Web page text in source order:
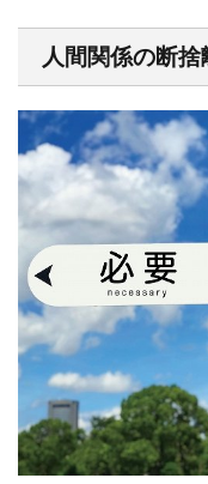
人間関係の断